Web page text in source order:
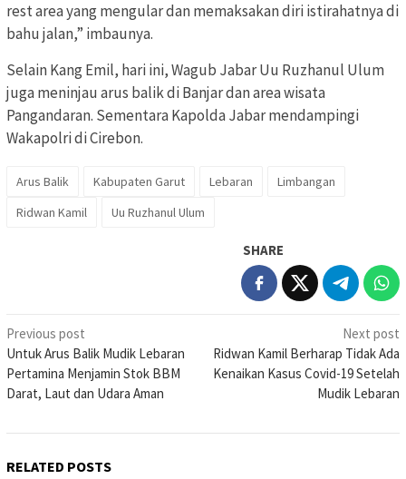
rest area yang mengular dan memaksakan diri istirahatnya di
bahu jalan,” imbaunya.
Selain Kang Emil, hari ini, Wagub Jabar Uu Ruzhanul Ulum
juga meninjau arus balik di Banjar dan area wisata
Pangandaran. Sementara Kapolda Jabar mendampingi
Wakapolri di Cirebon.
Arus Balik Kabupaten Garut Lebaran
Limbangan
Ridwan Kamil
Uu Ruzhanul Ulum
SHARE
Post
navigation
Previous post
Untuk Arus Balik Mudik Lebaran
Pertamina Menjamin Stok BBM
Darat, Laut dan Udara Aman
Next post
Ridwan Kamil Berharap Tidak Ada
Kenaikan Kasus Covid-19 Setelah
Mudik Lebaran
RELATED POSTS